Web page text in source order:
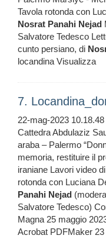
Tavola rotonda con
Nosrat Panahi Nejad
Salvatore Tedesco
cunto persiano, di
locandina Visualizza
7.
22-mag-2023 10.18.48
Cattedra Abdulaziz
araba – Palermo
memoria, restituire il
iraniane Lavori video di
rotonda con Luciana
Panahi Nejad
Salvatore Tedesco)
Magna 25 maggio
Acrobat PDFMaker